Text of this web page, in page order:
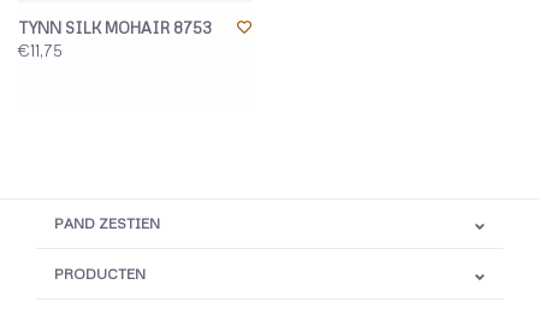
TYNN SILK MOHAIR 8753
€11,75
PAND ZESTIEN
PRODUCTEN